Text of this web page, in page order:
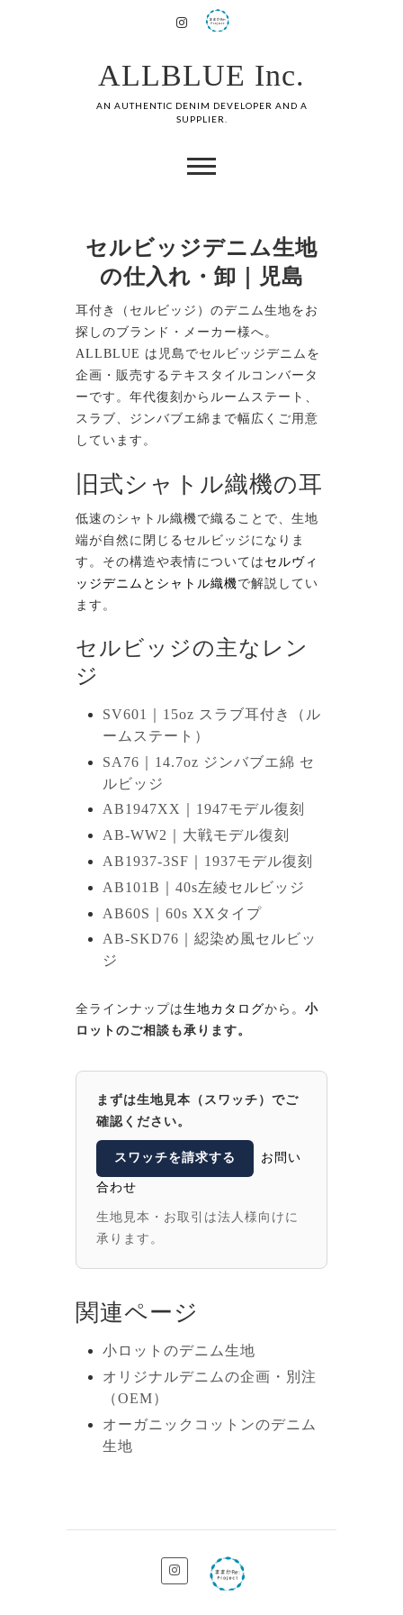
ALLBLUE Inc.
AN AUTHENTIC DENIM DEVELOPER AND A
SUPPLIER.
セルビッジデニム生地
の仕入れ・卸｜児島
耳付き（セルビッジ）のデニム生地をお
探しのブランド・メーカー様へ。
ALLBLUE は児島でセルビッジデニムを
企画・販売するテキスタイルコンバータ
ーです。年代復刻からルームステート、
スラブ、ジンバブエ綿まで幅広くご用意
しています。
旧式シャトル織機の耳
低速のシャトル織機で織ることで、生地
端が自然に閉じるセルビッジになりま
す。その構造や表情については セルヴィ
ッジデニムとシャトル織機で解説してい
ます。
セルビッジの主なレン
ジ
SV601｜15oz スラブ耳付き（ル
ームステート）
SA76｜14.7oz ジンバブエ綿 セ
ルビッジ
AB1947XX｜1947モデル復刻
AB-WW2｜大戦モデル復刻
AB1937-3SF｜1937モデル復刻
AB101B｜40s左綾セルビッジ
AB60S｜60s XXタイプ
AB-SKD76｜綛染め風セルビッ
ジ
全ラインナップは生地カタログから。 小
ロットのご相談も承ります。
まずは生地見本（スワッチ）でご
確認ください。
スワッチを請求する お問い
合わせ
生地見本・お取引は法人様向けに
承ります。
関連ページ
小ロットのデニム生地
オリジナルデニムの企画・別注
（OEM）
オーガニックコットンのデニム
生地